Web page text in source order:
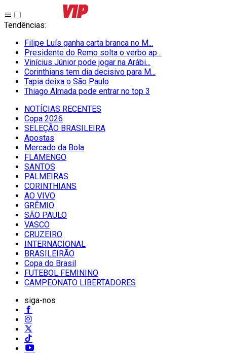
Tendências:
Filipe Luís ganha carta branca no M...
Presidente do Remo solta o verbo ap...
Vinícius Júnior pode jogar na Arábi...
Corinthians tem dia decisivo para M...
Tapia deixa o São Paulo
Thiago Almada pode entrar no top 3
NOTÍCIAS RECENTES
Copa 2026
SELEÇÃO BRASILEIRA
Apostas
Mercado da Bola
FLAMENGO
SANTOS
PALMEIRAS
CORINTHIANS
AO VIVO
GRÊMIO
SĀO PAULO
VASCO
CRUZEIRO
INTERNACIONAL
BRASILEIRÃO
Copa do Brasil
FUTEBOL FEMININO
CAMPEONATO LIBERTADORES
siga-nos